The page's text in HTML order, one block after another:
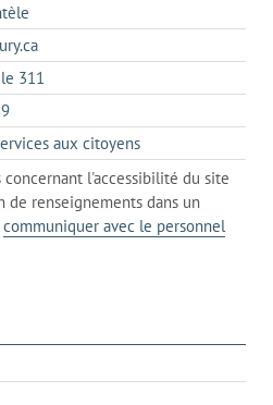
dans
un
nouvel
s'ouvre
dans
votre
de
messagerie
311
dans
un
client
de
votre
téléphone
s'ouvre
dans
un
client
de
votre
aux citoyenss'ouvre
dans
l'onglet
actuel
concernant l'accessibilité du site
de renseignements dans un
communiquer avec le personnel